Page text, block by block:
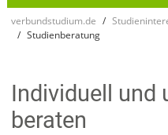
verbundstudium.de
Studienberatung
Indi­viduell und
beraten